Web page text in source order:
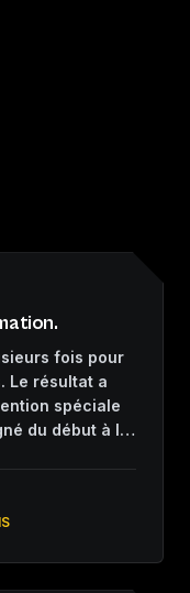
fois pour
Le résultat a
du début à la